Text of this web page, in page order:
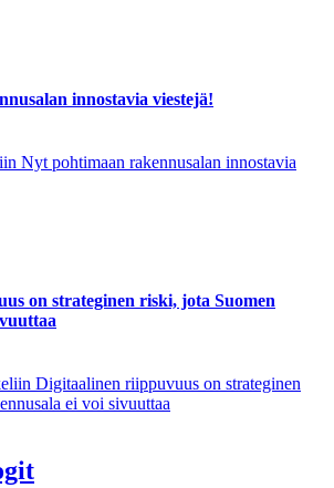
innostavia viestejä!
Nyt pohtimaan rakennusalan innostavia
on strateginen riski, jota Suomen
Digitaalinen riippuvuus on strateginen
ei voi sivuuttaa